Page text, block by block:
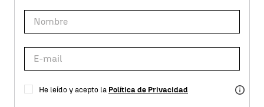
He leído y acepto la Política de Privacidad